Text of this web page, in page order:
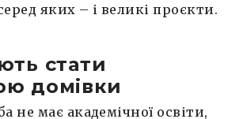
яких – і великі проєкти.
стати
домівки
не має академічної освіти,